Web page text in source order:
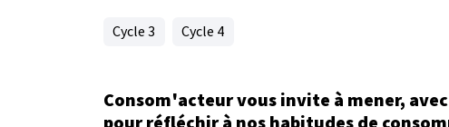
Cycle 3 Cycle 4
Consom'acteur vous invite à mener,